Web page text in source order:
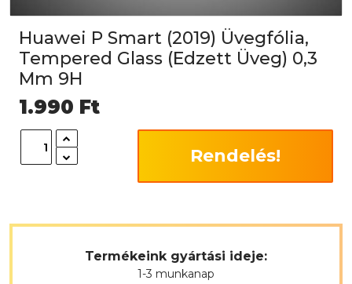
Huawei P Smart (2019) Üvegfólia,
Tempered Glass (Edzett Üveg) 0,3
Mm 9H
1.990 Ft
Rendelés!
Termékeink gyártási ideje:
1-3 munkanap